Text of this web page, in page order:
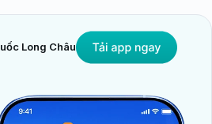
Long Châu